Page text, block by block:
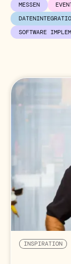
MESSEN
SOFTWARE
INSPIRATION